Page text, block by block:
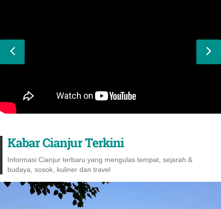
Kabar Cianjur Terkini
Informasi Cianjur terbaru yang mengulas tempat, sejarah &
budaya, sosok, kuliner dan travel